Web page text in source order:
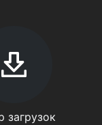
загрузок